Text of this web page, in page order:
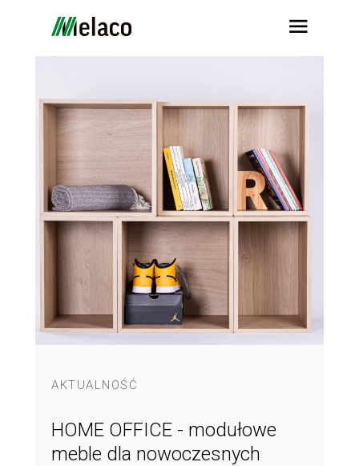
AKTUALNOŚĆ
HOME OFFICE - modułowe
meble dla nowoczesnych